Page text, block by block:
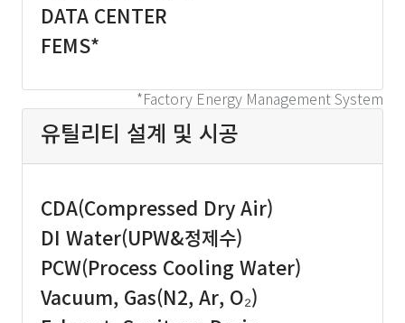
DATA CENTER
FEMS*
*Factory Energy Management System
유틸리티 설계 및 시공
CDA(Compressed Dry Air)
DI Water(UPW&정제수)
PCW(Process Cooling Water)
Vacuum, Gas(N2, Ar, O₂)